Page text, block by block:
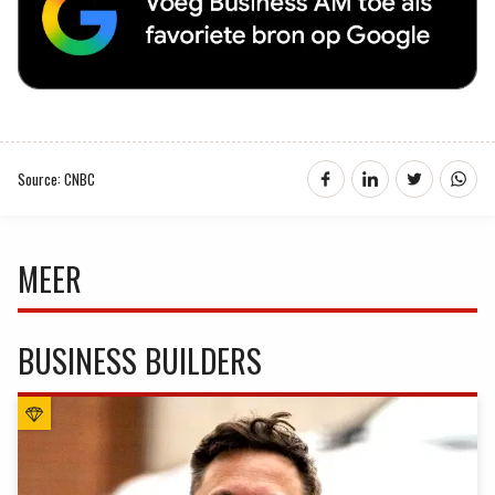
Source: CNBC
MEER
BUSINESS BUILDERS